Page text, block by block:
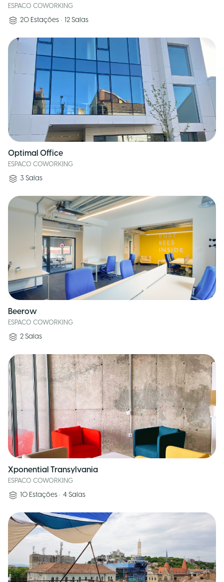
ESPACO COWORKING
20 Estações • 12 Salas
Optimal Office
ESPACO COWORKING
3 Salas
Beerow
ESPACO COWORKING
2 Salas
Xponential Transylvania
ESPACO COWORKING
10 Estações • 4 Salas